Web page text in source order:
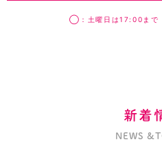
◯：土曜日は17:00まで
新着
NEWS